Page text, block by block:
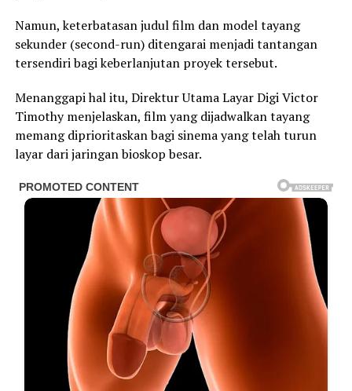
Namun, keterbatasan judul film dan model tayang
sekunder (second-run) ditengarai menjadi tantangan
tersendiri bagi keberlanjutan proyek tersebut.
Menanggapi hal itu, Direktur Utama Layar Digi Victor
Timothy menjelaskan, film yang dijadwalkan tayang
memang diprioritaskan bagi sinema yang telah turun
layar dari jaringan bioskop besar.